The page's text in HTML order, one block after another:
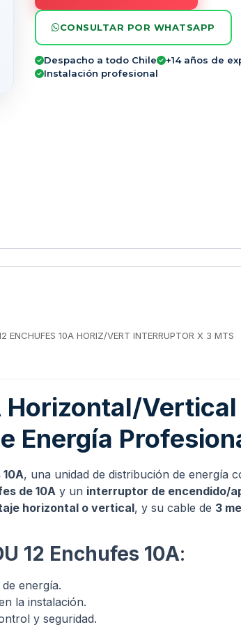
CONSULTAR POR WHATSAPP
Despacho a todo Chile
+14 años de
Instalación profesional
ENCHUFES 10A HORIZ/VERT INTERRUPTOR X 3 MTS
Horizontal/
Energía
10A, una unidad de distribución de energía
de 10A y un interruptor de encendido/
horizontal o vertical, y su cable de 3
12 Enchufes 10A:
energía.
la instalación.
y seguridad.